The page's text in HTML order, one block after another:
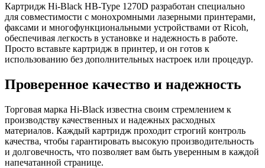
Картридж Hi-Black HB-Type 1270D разработан специально
для совместимости с монохромными лазерными принтерами,
факсами и многофункциональными устройствами от Ricoh,
обеспечивая легкость в установке и надежность в работе.
Просто вставьте картридж в принтер, и он готов к
использованию без дополнительных настроек или процедур.
Проверенное качество и надежность
Торговая марка Hi-Black известна своим стремлением к
производству качественных и надежных расходных
материалов. Каждый картридж проходит строгий контроль
качества, чтобы гарантировать высокую производительность
и долговечность, что позволяет вам быть уверенным в каждой
напечатанной странице.